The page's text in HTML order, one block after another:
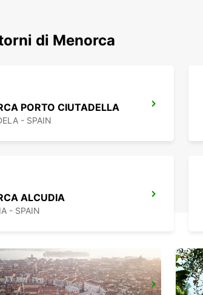
di Menorca
PORTO CIUTADELLA
- SPAIN
ALCUDIA
- SPAIN
PALMA GABRIEL ROCA